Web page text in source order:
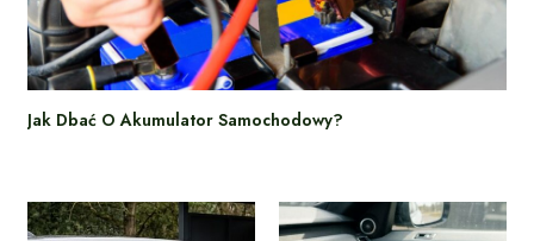
Jak Dbać O Akumulator Samochodowy?